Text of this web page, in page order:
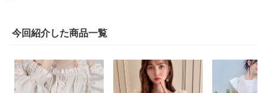
今回紹介した商品一覧